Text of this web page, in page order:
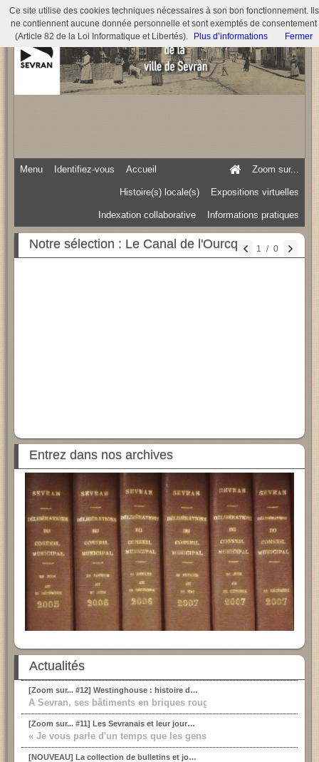
Ce site utilise des cookies techniques nécessaires à son bon fonctionnement. Ils
ne contiennent aucune donnée personnelle et sont exemptés de consentement
(Article 82 de la Loi Informatique et Libertés).
Plus d’informations Fermer
Menu Identifiez-vous Accueil Zoom sur...
Histoire(s) locale(s) Expositions virtuelles
Indexation collaborative Informations pratiques
1 /0
Notre sélection : Le Canal de l'Ourcq
Entrez dans nos archives
Actualités
[Zoom sur... #12] Westinghouse : histoire d'une locomotive industrielle
A Sevran, ses bâtiments en briques rouges ne passent pas
[Zoom sur... #11] Les Sevranais et leur journal : un demi-siècle d'informations locales
« Je vous parle d'un temps que les gens de vingts ans ne
[NOUVEAU] La collection de bulletins et journaux municipaux partiellement consultables !